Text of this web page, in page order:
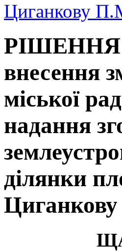
Циганкову
РІШЕННЯ
внесення
міської
надання
ділянки